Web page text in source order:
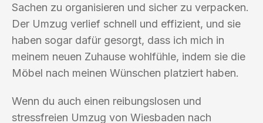
Sachen zu organisieren und sicher zu verpacken.
Der Umzug verlief schnell und effizient, und sie
haben sogar dafür gesorgt, dass ich mich in
meinem neuen Zuhause wohlfühle, indem sie die
Möbel nach meinen Wünschen platziert haben.
Wenn du auch einen reibungslosen und
stressfreien Umzug von Wiesbaden nach